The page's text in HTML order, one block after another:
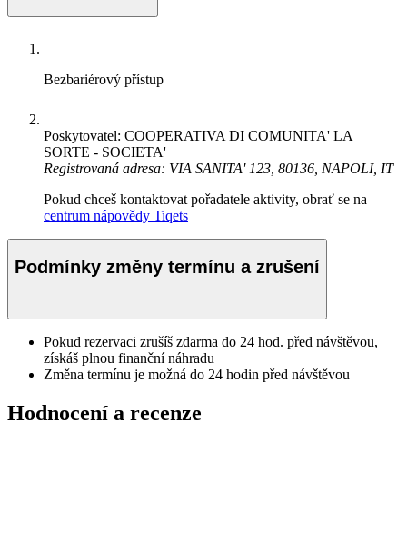
Bezbariérový přístup
Poskytovatel: COOPERATIVA DI COMUNITA' LA
SORTE - SOCIETA'
Registrovaná adresa: VIA SANITA' 123, 80136, NAPOLI, IT
Pokud chceš kontaktovat pořadatele aktivity, obrať se na
centrum nápovědy Tiqets
Podmínky změny termínu a zrušení
Pokud rezervaci zrušíš zdarma do 24 hod. před návštěvou,
získáš plnou finanční náhradu
Změna termínu je možná do 24 hodin před návštěvou
Hodnocení a recenze